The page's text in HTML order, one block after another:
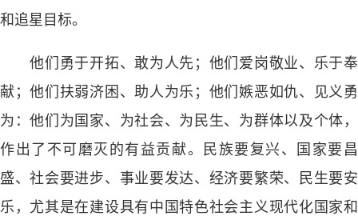
和追星目标。
他们勇于开拓、敢为人先；他们爱岗敬业、乐于奉
献；他们扶弱济困、助人为乐；他们嫉恶如仇、见义勇
为：他们为国家、为社会、为民生、为群体以及个体，
作出了不可磨灭的有益贡献。民族要复兴、国家要昌
盛、社会要进步、事业要发达、经济要繁荣、民生要安
乐，尤其是在建设具有中国特色社会主义现代化国家和